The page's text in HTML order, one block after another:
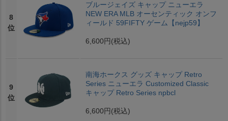
8
位
ブルージェイズ キャップ ニューエラ
NEW ERA MLB オーセンティック オンフ
ィールド 59FIFTY ゲーム【nejp59】
6,600円 (税込)
9
位
南海ホークス グッズ キャップ Retro
Series ニューエラ Customized Classic
キャップ Retro Series npbcl
6,600円 (税込)